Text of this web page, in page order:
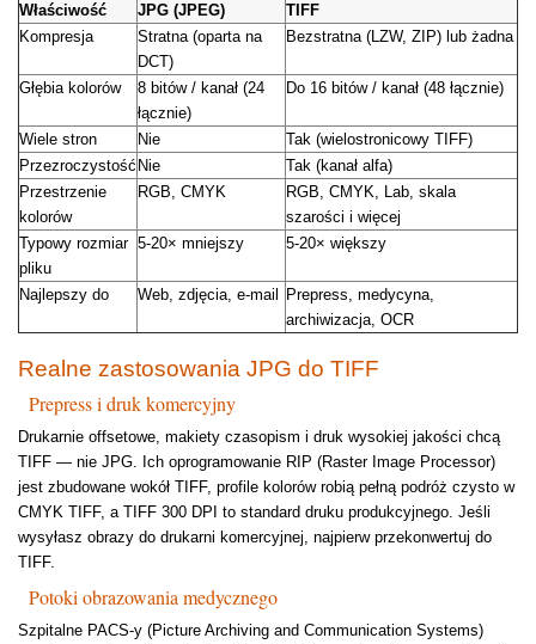
Właściwość JPG (JPEG)
TIFF
Kompresja
Stratna (oparta na
DCT)
Bezstratna (LZW, ZIP) lub żadna
Głębia kolorów
8 bitów / kanał (24
łącznie)
Do 16 bitów / kanał (48 łącznie)
Wiele stron Nie
Tak (wielostronicowy TIFF)
Przezroczystość Nie
Tak (kanał alfa)
Przestrzenie
kolorów
RGB, CMYK
RGB, CMYK, Lab, skala
szarości i więcej
Typowy rozmiar
pliku
5-20× mniejszy 5-20× większy
Najlepszy do Web, zdjęcia, e-mail
Prepress, medycyna,
archiwizacja, OCR
Realne zastosowania JPG do TIFF
Prepress i druk komercyjny
Drukarnie offsetowe, makiety czasopism i druk wysokiej jakości chcą
TIFF — nie JPG. Ich oprogramowanie RIP (Raster Image Processor)
jest zbudowane wokół TIFF, profile kolorów robią pełną podróż czysto w
CMYK TIFF, a TIFF 300 DPI to standard druku produkcyjnego. Jeśli
wysyłasz obrazy do drukarni komercyjnej, najpierw przekonwertuj do
TIFF.
Potoki obrazowania medycznego
Szpitalne PACS-y (Picture Archiving and Communication Systems)